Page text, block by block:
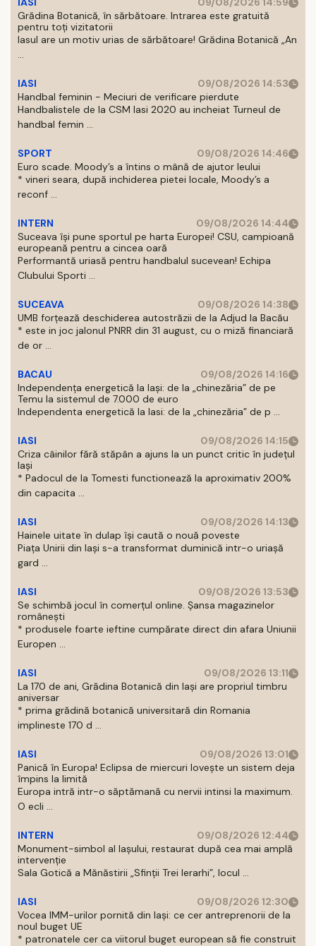
Grădina Botanică, în sărbătoare. Intrarea este gratuită
pentru toți vizitatorii
Iasul are un motiv urias de sărbătoare! Grădina Botanică „An
...
IASI
09/08/2026 14:53
Handbal feminin - Meciuri de verificare pierdute
Handbalistele de la CSM Iasi 2020 au incheiat Turneul de
handbal femin ...
SPORT
09/08/2026 14:46
Euro scade. Moody’s a întins o mână de ajutor leului
* vineri seara, după inchiderea pietei locale, Moody’s a
reconf ...
INTERN
09/08/2026 14:44
Suceava își pune sportul pe harta Europei! CSU, campioană
europeană pentru a cincea oară
Performantă uriasă pentru handbalul sucevean! Echipa
Clubului Sporti ...
SUCEAVA
09/08/2026 14:38
UMB forțează deschiderea autostrăzii de la Adjud la Bacău
* este in joc jalonul PNRR din 31 august, cu o miză financiară
de or ...
BACAU
09/08/2026 14:16
Independența energetică la Iași: de la „chinezăria” de pe
Temu la sistemul de 7.000 de euro
Independenta energetică la Iasi: de la „chinezăria” de p ...
IASI
09/08/2026 14:15
Criza câinilor fără stăpân a ajuns la un punct critic în județul
Iași
* Padocul de la Tomesti functionează la aproximativ 200%
din capacita ...
IASI
09/08/2026 14:13
Hainele uitate în dulap îşi caută o nouă poveste
Piaţa Unirii din Iaşi s-a transformat duminică intr-o uriaşă
gard ...
IASI
09/08/2026 13:53
Se schimbă jocul în comerțul online. Șansa magazinelor
românești
* produsele foarte ieftine cumpărate direct din afara Uniunii
Europen ...
IASI
09/08/2026 13:11
La 170 de ani, Grădina Botanică din Iași are propriul timbru
aniversar
* prima grădină botanică universitară din Romania
implineste 170 d ...
IASI
09/08/2026 13:01
Panică în Europa! Eclipsa de miercuri lovește un sistem deja
împins la limită
Europa intră intr-o săptămană cu nervii intinsi la maximum.
O ecli ...
INTERN
09/08/2026 12:44
Monument-simbol al Iaşului, restaurat după cea mai amplă
intervenţie
Sala Gotică a Mănăstirii „Sfinţii Trei Ierarhi”, locul ...
IASI
09/08/2026 12:30
Vocea IMM-urilor pornită din Iași: ce cer antreprenorii de la
noul buget UE
* patronatele cer ca viitorul buget european să fie construit